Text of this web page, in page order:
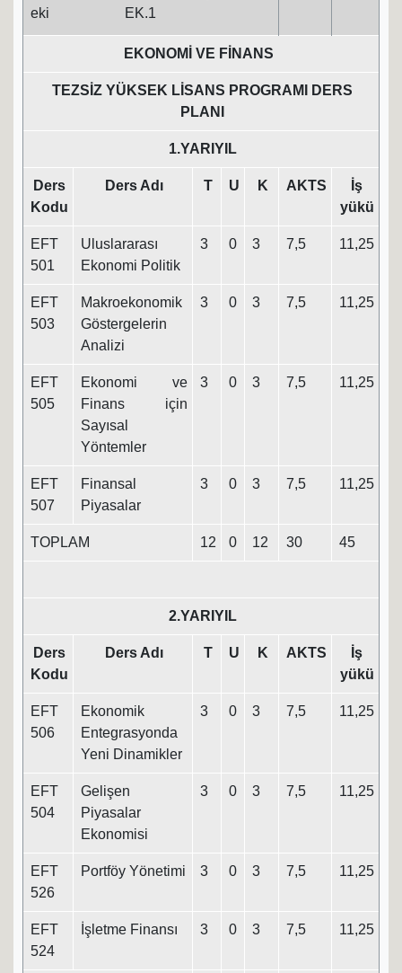
eki EK.1
EKONOMİ VE FİNANS
TEZSİZ YÜKSEK LİSANS PROGRAMI DERS
PLANI
1.YARIYIL
Ders
Kodu
Ders Adı T U K AKTS
İş
yükü
EFT
501
Uluslararası
Ekonomi Politik
3 0 3 7,5 11,25
EFT
503
Makroekonomik
Göstergelerin
Analizi
3 0 3 7,5 11,25
EFT
505
Ekonomi ve
Finans için
Sayısal
Yöntemler
3 0 3 7,5 11,25
EFT
507
Finansal
Piyasalar
3 0 3 7,5 11,25
TOPLAM 12 0 12 30 45
2.YARIYIL
Ders
Kodu
Ders Adı T U K AKTS
İş
yükü
EFT
506
Ekonomik
Entegrasyonda
Yeni Dinamikler
3 0 3 7,5 11,25
EFT
504
Gelişen
Piyasalar
Ekonomisi
3 0 3 7,5 11,25
EFT
526
Portföy Yönetimi 3 0 3 7,5 11,25
EFT
524
İşletme Finansı 3 0 3 7,5 11,25